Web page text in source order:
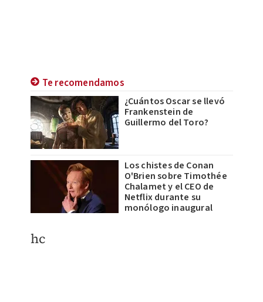
Te recomendamos
¿Cuántos Oscar se llevó
Frankenstein de
Guillermo del Toro?
Los chistes de Conan
O'Brien sobre Timothée
Chalamet y el CEO de
Netflix durante su
monólogo inaugural
hc